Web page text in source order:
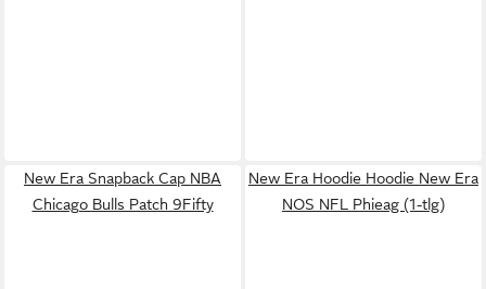
New Era Snapback Cap NBA
Chicago Bulls Patch 9Fifty
New Era Hoodie Hoodie New Era
NOS NFL Phieag (1-tlg)